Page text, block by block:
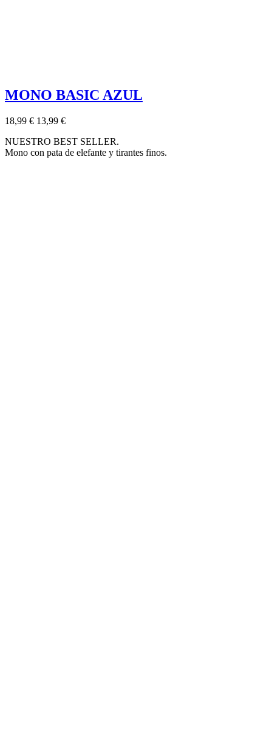
MONO BASIC AZUL
18,99 € 13,99 €
NUESTRO BEST SELLER.
Mono con pata de elefante y tirantes finos.